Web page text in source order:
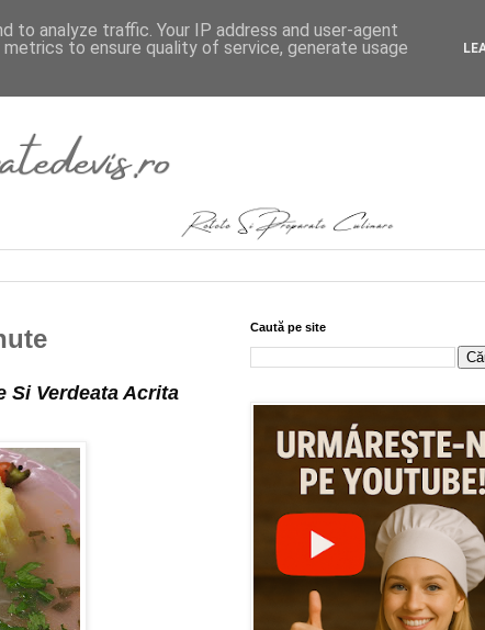
Si Verdeata Acrita
Caută pe site
to analyze traffic. Your IP address and user-agent
to ensure quality of service, generate usage